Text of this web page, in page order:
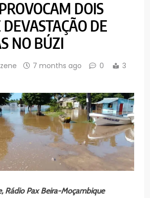
DOIS
DE
NO BÚZI
7 months ago 0
3
Rádio Pax Beira-Moçambique